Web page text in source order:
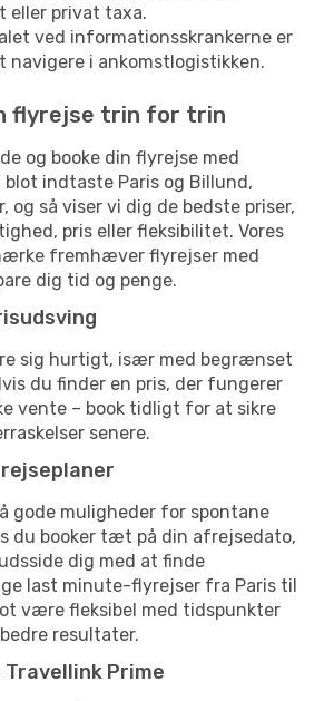
eller privat taxa.
ved informationsskrankerne er
i ankomstlogistikken.
flyrejse trin for trin
og booke din flyrejse med
blot indtaste Paris og Billund,
og så viser vi dig de bedste priser,
pris eller fleksibilitet. Vores
fremhæver flyrejser med
dig tid og penge.
sig hurtigt, især med begrænset
du finder en pris, der fungerer
vente – book tidligt for at sikre
senere.
gode muligheder for spontane
du booker tæt på din afrejsedato,
dig med at finde
last minute-flyrejser fra Paris til
være fleksibel med tidspunkter
resultater.
Travellink Prime